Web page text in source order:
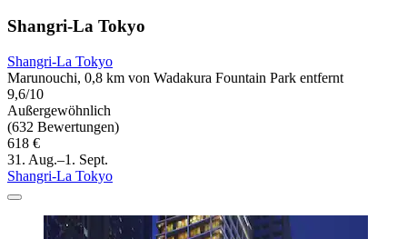
Shangri-La Tokyo
Shangri-La Tokyo
Marunouchi, 0,8 km von Wadakura Fountain Park entfernt
9,6/10
Außergewöhnlich
(632 Bewertungen)
618 €
31. Aug.–1. Sept.
Shangri-La Tokyo